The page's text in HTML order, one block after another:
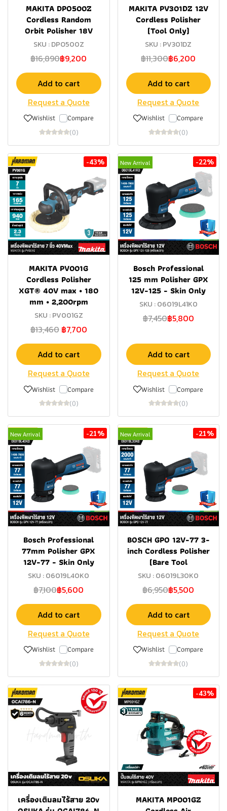
MAKITA DPO500Z
Cordless Random
Orbit Polisher 18V
SKU : DPO500Z
฿16,890฿9,200
Add to cart
Request a Quote
Wishlist Compare
(0)
MAKITA PV301DZ 12V
Cordless Polisher
(Tool Only)
SKU : PV301DZ
฿11,300฿6,200
Add to cart
Request a Quote
Wishlist Compare
(0)
-43%
MAKITA PV001G
Cordless Polisher
XGT® 40V max • 180
mm • 2,200rpm
SKU : PV001GZ
฿13,460 ฿7,700
Add to cart
Request a Quote
Wishlist Compare
(0)
New Arrival -22%
Bosch Professional
125 mm Polisher GPX
12V-125 - Skin Only
SKU : 06019L41K0
฿7,450฿5,800
Add to cart
Request a Quote
Wishlist Compare
(0)
New Arrival -21%
Bosch Professional
77mm Polisher GPX
12V-77 - Skin Only
SKU : 06019L40K0
฿7,100฿5,600
Add to cart
Request a Quote
Wishlist Compare
(0)
New Arrival -21%
BOSCH GPO 12V-77 3-
inch Cordless Polisher
(Bare Tool
SKU : 06019L30K0
฿6,950฿5,500
Add to cart
Request a Quote
Wishlist Compare
(0)
เครื่องเติมลมไร้สาย 20v
-43%
MAKITA MP001GZ